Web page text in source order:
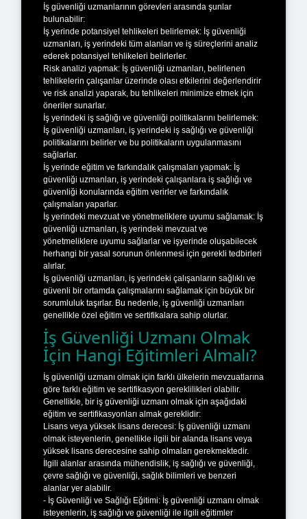
İş güvenliği uzmanlarının görevleri arasında şunlar
bulunabilir:
İş yerinde potansiyel tehlikeleri belirlemek: İş güvenliği
uzmanları, iş yerindeki tüm alanları ve iş süreçlerini analiz
ederek potansiyel tehlikeleri belirlerler.
Risk analizi yapmak: İş güvenliği uzmanları, belirlenen
tehlikelerin çalışanlar üzerinde olası etkilerini değerlendirir
ve risk analizi yaparak, bu tehlikeleri minimize etmek için
öneriler sunarlar.
İş yerindeki iş sağlığı ve güvenliği politikalarını belirlemek:
İş güvenliği uzmanları, iş yerindeki iş sağlığı ve güvenliği
politikalarını belirler ve bu politikaların uygulanmasını
sağlarlar.
İş yerinde eğitim ve farkındalık çalışmaları yapmak: İş
güvenliği uzmanları, iş yerindeki çalışanlara iş sağlığı ve
güvenliği konularında eğitim verirler ve farkındalık
çalışmaları yaparlar.
İş yerindeki mevzuat ve yönetmeliklere uyumu sağlamak: İş
güvenliği uzmanları, iş yerindeki mevzuat ve
yönetmeliklere uyumu sağlarlar ve işyerinde oluşabilecek
herhangi bir yasal sorunun önlenmesi için gerekli tedbirleri
alırlar.
İş güvenliği uzmanları, iş yerindeki çalışanların sağlıklı ve
güvenli bir ortamda çalışmalarını sağlamak için büyük bir
sorumluluk taşırlar. Bu nedenle, iş güvenliği uzmanları
genellikle özel eğitim ve sertifikalara sahip olurlar.
İş Güvenliği Uzmanı Olmak
İçin Hangi Eğitimleri Almalı?
İş güvenliği uzmanı olmak için farklı ülkelerin mevzuatlarına
göre farklı eğitim ve sertifikasyon gereklilikleri olabilir.
Genellikle, bir iş güvenliği uzmanı olmak için aşağıdaki
eğitim ve sertifikasyonları almak gereklidir:
Lisans veya yüksek lisans derecesi: İş güvenliği uzmanı
olmak isteyenlerin, genellikle ilgili bir alanda lisans veya
yüksek lisans derecesine sahip olmaları gerekmektedir.
İlgili alanlar arasında mühendislik, iş sağlığı ve güvenliği,
çevre sağlığı ve güvenliği, sağlık bilimleri ve benzeri
alanlar yer alabilir.
- İş Güvenliği ve Sağlığı Eğitimi: İş güvenliği uzmanı olmak
isteyenlerin, iş sağlığı ve güvenliği ile ilgili eğitimler